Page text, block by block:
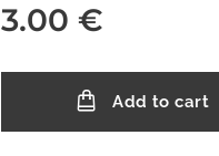
3.00 €
Add to cart